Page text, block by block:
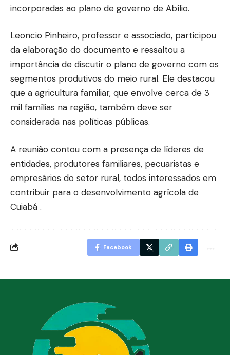
incorporadas ao plano de governo de Abílio.
Leoncio Pinheiro, professor e associado, participou
da elaboração do documento e ressaltou a
importância de discutir o plano de governo com os
segmentos produtivos do meio rural. Ele destacou
que a agricultura familiar, que envolve cerca de 3
mil famílias na região, também deve ser
considerada nas políticas públicas.
A reunião contou com a presença de líderes de
entidades, produtores familiares, pecuaristas e
empresários do setor rural, todos interessados em
contribuir para o desenvolvimento agrícola de
Cuiabá .
Facebook